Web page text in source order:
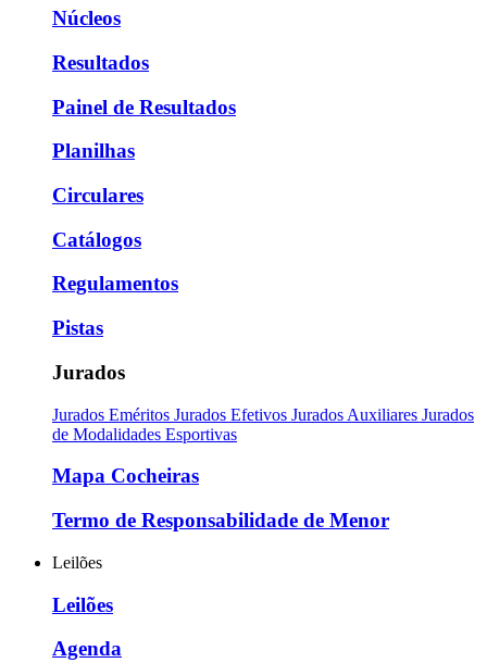
Núcleos
Resultados
Painel de Resultados
Planilhas
Circulares
Catálogos
Regulamentos
Pistas
Jurados
Jurados Eméritos Jurados Efetivos Jurados Auxiliares Jurados
de Modalidades Esportivas
Mapa Cocheiras
Termo de Responsabilidade de Menor
Leilões
Leilões
Agenda